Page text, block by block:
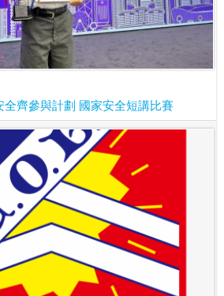
齊參與計劃 國家安全短講比賽